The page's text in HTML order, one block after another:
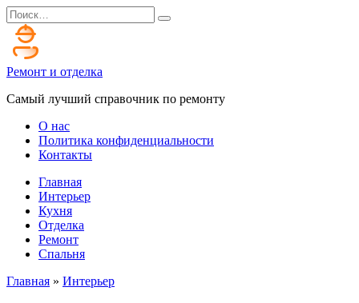
Перейти
к
содержанию
Search
for:
Ремонт и отделка
Самый лучший справочник по ремонту
О нас
Политика конфиденциальности
Контакты
Главная
Интерьер
Кухня
Отделка
Ремонт
Спальня
Главная » Интерьер